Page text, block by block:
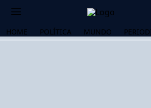
HOME POLÍTICA MUNDO